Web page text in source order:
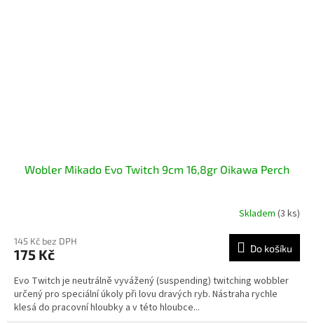
Wobler Mikado Evo Twitch 9cm 16,8gr Oikawa Perch
Skladem (3 ks)
145 Kč bez DPH
175 Kč Do košíku
Evo Twitch je neutrálně vyvážený (suspending) twitching wobbler
určený pro speciální úkoly při lovu dravých ryb. Nástraha rychle
klesá do pracovní hloubky a v této hloubce...